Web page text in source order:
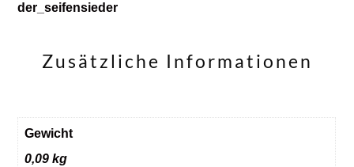
Sonst
der_seifensieder
Zusätzliche Informationen
Gewicht
0,09 kg